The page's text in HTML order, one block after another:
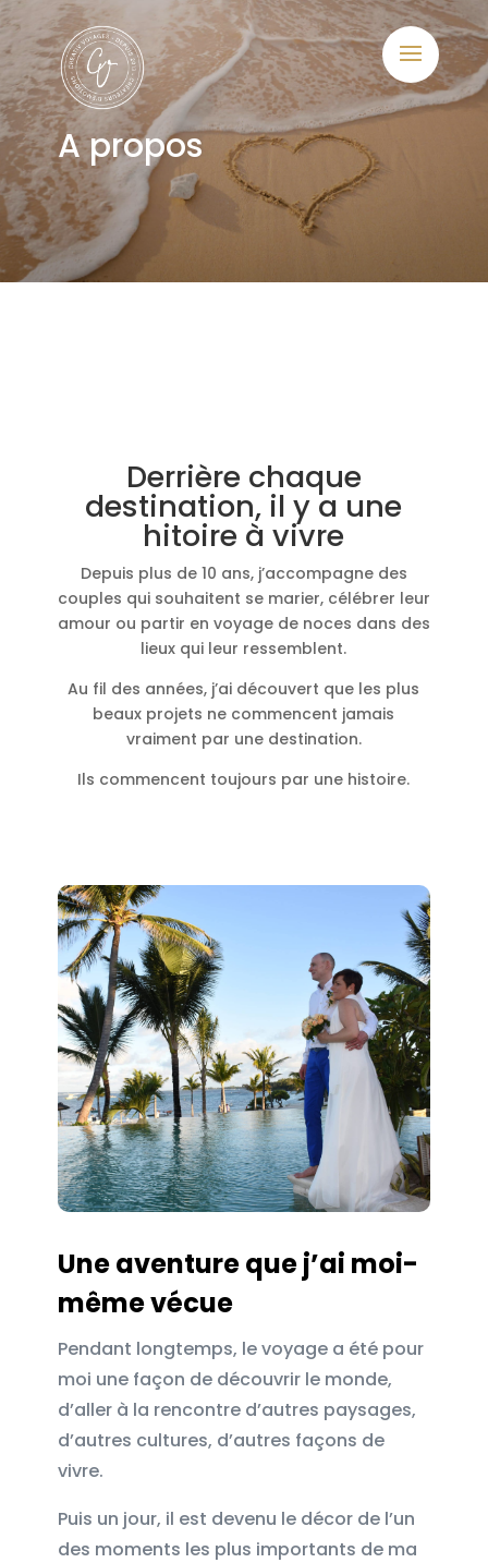
A propos
Derrière chaque
destination, il y a une
hitoire à vivre
Depuis plus de 10 ans, j’accompagne des
couples qui souhaitent se marier, célébrer leur
amour ou partir en voyage de noces dans des
lieux qui leur ressemblent.
Au fil des années, j’ai découvert que les plus
beaux projets ne commencent jamais
vraiment par une destination.
Ils commencent toujours par une histoire.
Une aventure que j’ai moi-
même vécue
Pendant longtemps, le voyage a été pour
moi une façon de découvrir le monde,
d’aller à la rencontre d’autres paysages,
d’autres cultures, d’autres façons de
vivre.
Puis un jour, il est devenu le décor de l’un
des moments les plus importants de ma